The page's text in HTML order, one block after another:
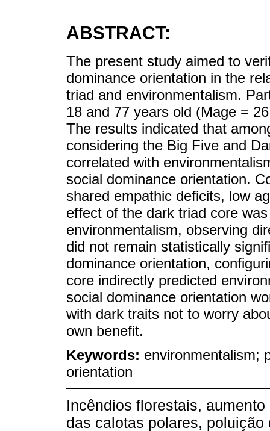
ABSTRACT:
The present study aimed to
dominance orientation in the
triad and environmentalism.
18 and 77 years old (Mage =
The results indicated that
considering the Big Five and
correlated with
social dominance orientation.
shared empathic deficits, low
effect of the dark triad core
environmentalism, observing
did not remain statistically
dominance orientation,
core indirectly predicted
social dominance orientation
with dark traits not to worry
own benefit.
Keywords: environmentalism;
orientation
Incêndios florestais,
das calotas polares,